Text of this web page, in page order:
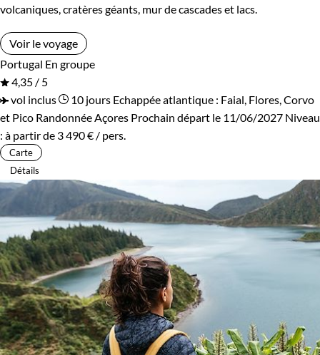
volcaniques, cratères géants, mur de cascades et lacs.
Voir le voyage
Portugal En groupe
4,35 / 5
vol inclus
10 jours Echappée atlantique : Faial, Flores, Corvo
et Pico Randonnée Açores Prochain départ le 11/06/2027 Niveau
: à partir de 3 490 € / pers.
Carte
Détails